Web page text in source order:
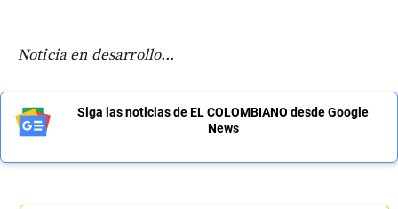
Noticia en desarrollo...
Siga las noticias de EL COLOMBIANO desde Google
News